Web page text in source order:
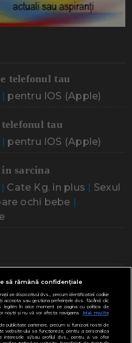
telefonul tau
| pentru IOS (Apple)
tau
| pentru IOS (Apple)
sarcina
| Cate Kg. in plus | Sexul
ochi bebe |
cu sarcina
Bebe plange
Gradinta
Copii cu nevoi speciale
să rămână confidențiale
pe dispozitivul dvs., precum identificatorii cookie
accepta sau gestiona preferințele dvs. făcând clic
legitim în orice moment pe pagina cu politica de
noștri și nu vă vor afecta navigarea.
Mai multe
publicitate partenere, precum si furnizorii nostri de
website-ului sa functioneze, pentru a personaliza
interesele si/sau profilul dvs., pentru a va oferi